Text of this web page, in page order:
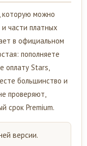
которую можно
части платных
в официальном
пополняете
оплату Stars,
большинство и
проверяют,
срок Premium.
версии.